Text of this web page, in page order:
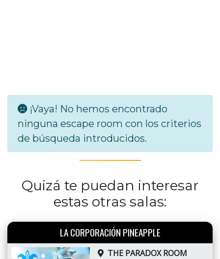
¡Vaya! No hemos encontrado
ninguna escape room con los criterios
de búsqueda introducidos.
Quizá te puedan interesar
estas otras salas:
LA CORPORACIÓN PINEAPPLE
THE PARADOX ROOM